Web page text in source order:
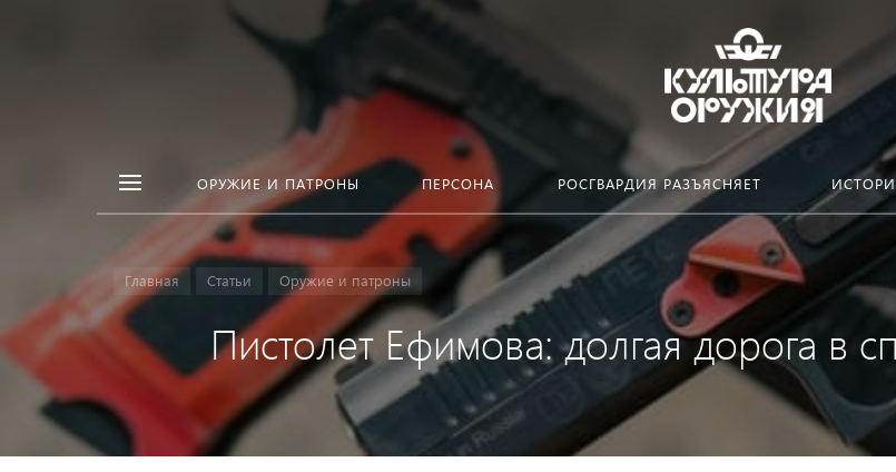
ОРУЖИЕ И ПАТРОНЫ ПЕРСОНА РОСГВАРДИЯ РАЗЪЯСНЯЕТ
Главная Статьи Оружие и патроны
Пистолет Ефимова: долгая дорога в